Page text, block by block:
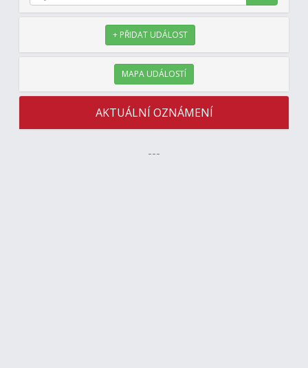
+ PŘIDAT UDÁLOST
MAPA UDÁLOSTÍ
AKTUÁLNÍ OZNÁMENÍ
---